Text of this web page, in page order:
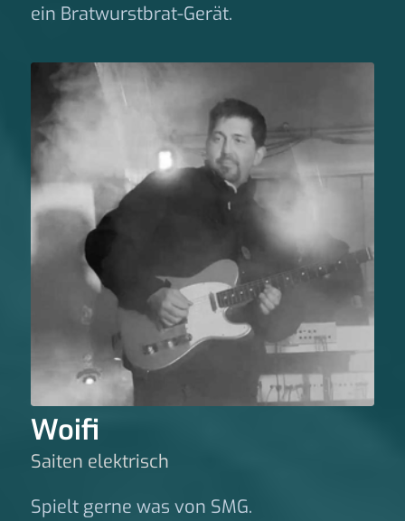
ein Bratwurstbrat-Gerät.
Woifi
Saiten elektrisch
Spielt gerne was von SMG.